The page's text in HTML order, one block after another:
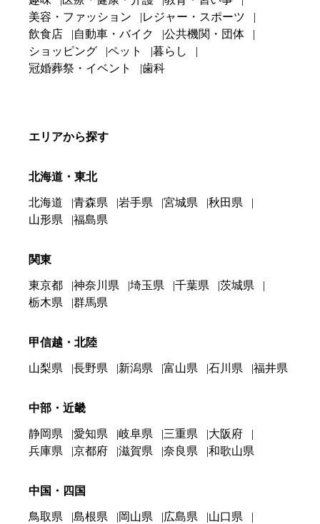
美容・ファッション
レジャー・スポーツ
飲食店
自動車・バイク
公共機関・団体
ショッピング
ペット
暮らし
冠婚葬祭・イベント
歯科
エリアから探す
北海道・東北
北海道 青森県 岩手県 宮城県
秋田県
山形県
福島県
関東
東京都 神奈川県 埼玉県 千葉県
茨城県
栃木県
群馬県
甲信越・北陸
山梨県 長野県 新潟県 富山県 石川県 福井県
中部・近畿
静岡県 愛知県 岐阜県 三重県
大阪府
兵庫県
京都府 滋賀県 奈良県 和歌山県
中国・四国
鳥取県 島根県 岡山県 広島県
山口県